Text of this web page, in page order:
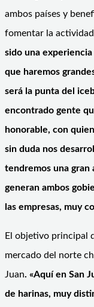
ambos países y
fomentar la
sido una
que haremos
será la punta del
encontrado gente
honorable, con
sin duda nos
tendremos una gran
generan ambos
las empresas, muy
El objetivo principal
mercado del norte
Juan. «Aquí en San
de harinas, muy